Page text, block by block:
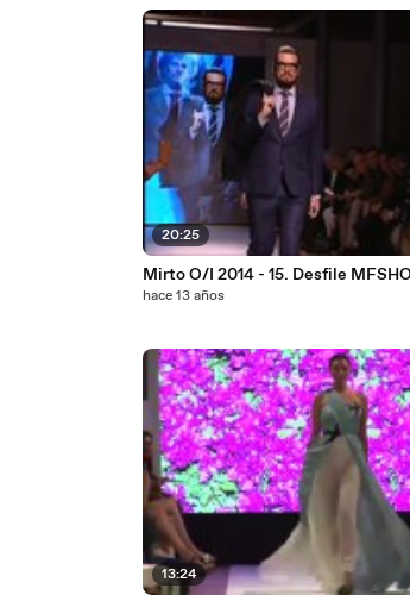
20:25
Mirto O/I 2014 - 15. Desfile
hace 13 años
13:24